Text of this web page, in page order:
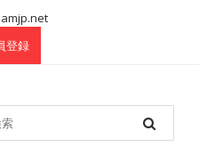
登録